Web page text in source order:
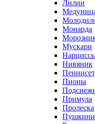
Лилии
Монарда
Мускари
Нивяник
Пионы
Примула
Пролеска